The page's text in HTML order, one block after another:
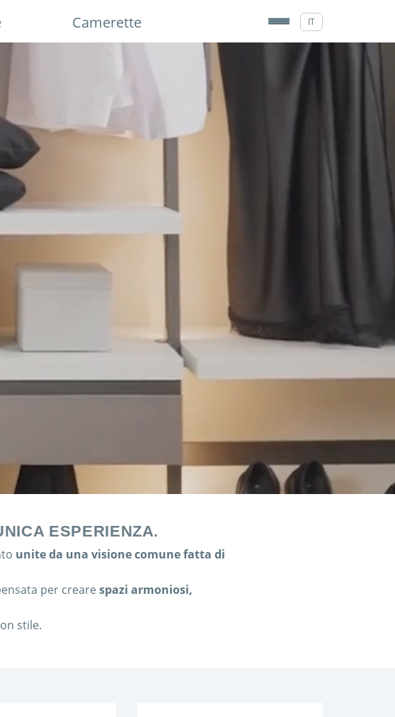
Camerette IT
ESPERIENZA.
unite da una visione comune fatta di
per creare spazi armoniosi,
stile.